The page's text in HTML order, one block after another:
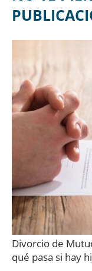
Divorcio de
qué pasa si hay